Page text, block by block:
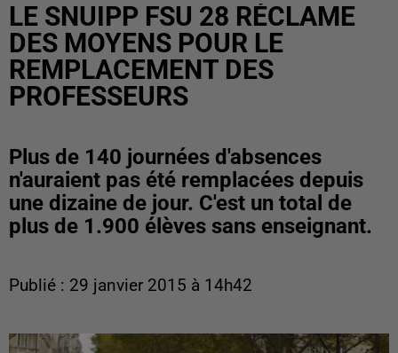
LE SNUIPP FSU 28 RÉCLAME
DES MOYENS POUR LE
REMPLACEMENT DES
PROFESSEURS
Plus de 140 journées d'absences
n'auraient pas été remplacées depuis
une dizaine de jour. C'est un total de
plus de 1.900 élèves sans enseignant.
Publié : 29 janvier 2015 à 14h42